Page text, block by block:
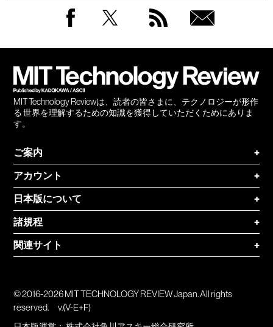
MIT Technology Reviewは、読者の皆さまに、テクノロジーが形作
る 世界を理解するための知識を獲得していただくためにありま
す。
ご案内
+
アカウント
+
日本版について
+
諸規程
+
関連サイト
+
© 2016-2026 MIT TECHNOLOGY REVIEW Japan. All rights
reserved.
v.(V-E+F)